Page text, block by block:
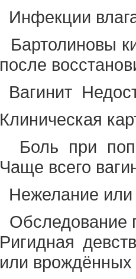
Инфекции
Бартолиновы
после
Вагинит
Клиническая
Боль при
Чаще всего
Нежелание или
Ригидная
или